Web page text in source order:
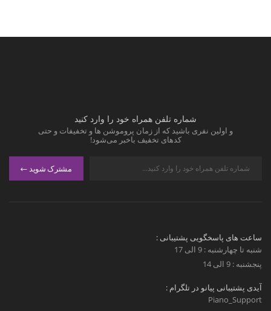
شماره تلفن همراه خود را وارد کنید
و اولین نفری باشید که از زمان پروموشن ها و تخفیفات و حتی
کدهای تخفیف باخبر می‌شود!
مشترک شوید
ساعت های پاسخگویی پشتیبانی :
شنبه تا چهارشنبه : 9 الی 17
پنجشنبه : 9 الی 14
آیدی پشتیبانی پیانو در تلگرام :
Piano_Support